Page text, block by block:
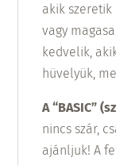
akik
vagy
kedvelik,
hüvelyük,
A “BASIC”
nincs szár,
ajánljuk! A